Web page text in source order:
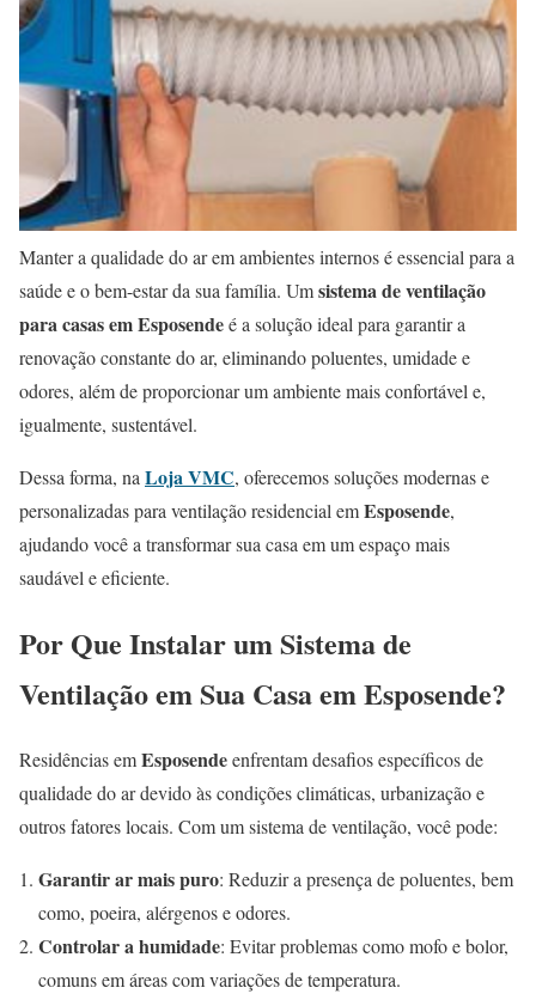
Manter a qualidade do ar em ambientes internos é essencial para a
saúde e o bem-estar da sua família. Umsistema de ventilação
para casas em Esposendeé a solução ideal para garantir a
renovação constante do ar, eliminando poluentes, umidade e
odores, além de proporcionar um ambiente mais confortável e,
igualmente, sustentável.
Dessa forma, naLoja VMC, oferecemos soluções modernas e
personalizadas para ventilação residencial emEsposende,
ajudando você a transformar sua casa em um espaço mais
saudável e eficiente.
Por Que Instalar um Sistema de
Ventilação em Sua Casa em Esposende?
Residências emEsposendeenfrentam desafios específicos de
qualidade do ar devido às condições climáticas, urbanização e
outros fatores locais. Com um sistema de ventilação, você pode:
Garantir ar mais puro: Reduzir a presença de poluentes, bem
como, poeira, alérgenos e odores.
Controlar a humidade: Evitar problemas como mofo e bolor,
comuns em áreas com variações de temperatura.